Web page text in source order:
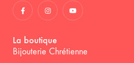
La boutique
Bijouterie Chrétienne